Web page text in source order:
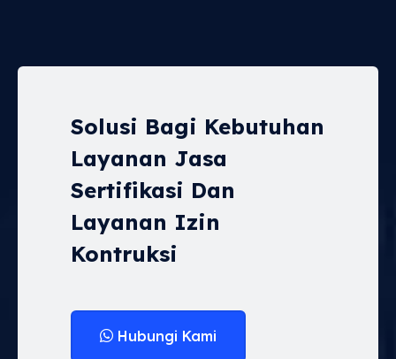
Solusi Bagi Kebutuhan
Layanan Jasa
Sertifikasi Dan
Layanan Izin
Kontruksi
Hubungi Kami